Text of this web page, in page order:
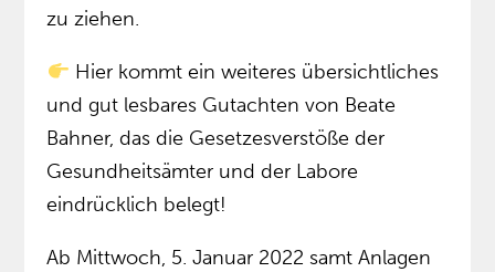
zu ziehen.
Hier kommt ein weiteres übersichtliches
und gut lesbares Gutachten von Beate
Bahner, das die Gesetzesverstöße der
Gesundheitsämter und der Labore
eindrücklich belegt!
Ab Mittwoch, 5. Januar 2022 samt Anlagen